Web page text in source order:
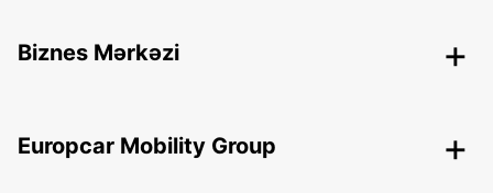
Biznes Mərkəzi
Europcar Mobility Group